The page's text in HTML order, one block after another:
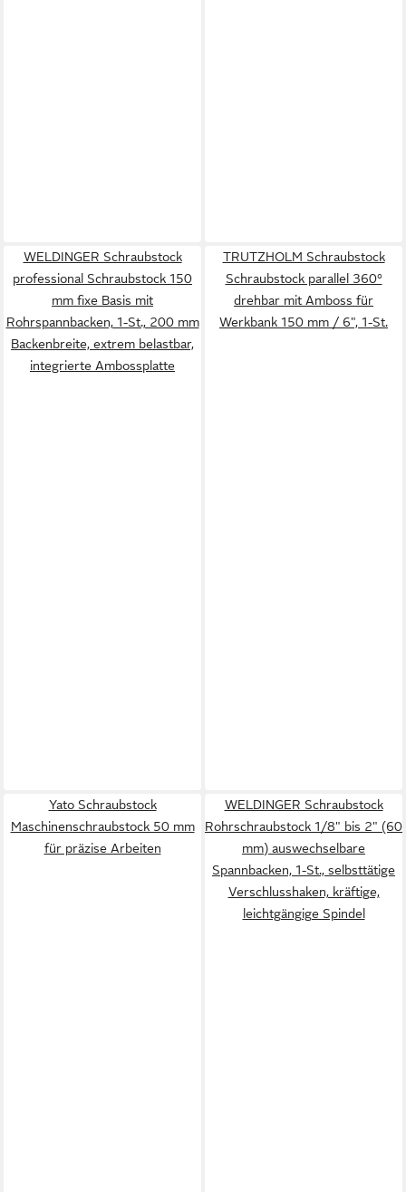
WELDINGER Schraubstock
professional Schraubstock 150
mm fixe Basis mit
Rohrspannbacken, 1-St., 200 mm
Backenbreite, extrem belastbar,
integrierte Ambossplatte
TRUTZHOLM Schraubstock
Schraubstock parallel 360°
drehbar mit Amboss für
Werkbank 150 mm / 6", 1-St.
Yato Schraubstock
Maschinenschraubstock 50 mm
für präzise Arbeiten
WELDINGER Schraubstock
Rohrschraubstock 1/8" bis 2" (60
mm) auswechselbare
Spannbacken, 1-St., selbsttätige
Verschlusshaken, kräftige,
leichtgängige Spindel